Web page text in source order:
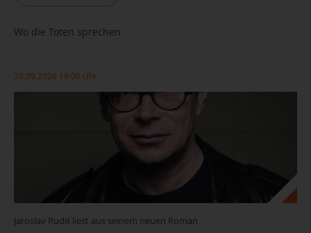
Wo die Toten sprechen
24.09.2026 19:00 Uhr
Jaroslav Rudiš liest aus seinem neuen Roman